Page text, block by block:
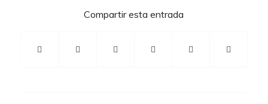
Compartir esta entrada